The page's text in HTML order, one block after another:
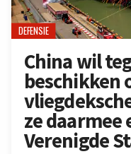
DEFENSIE
China wil
beschikken
ze daarmee
Verenigde